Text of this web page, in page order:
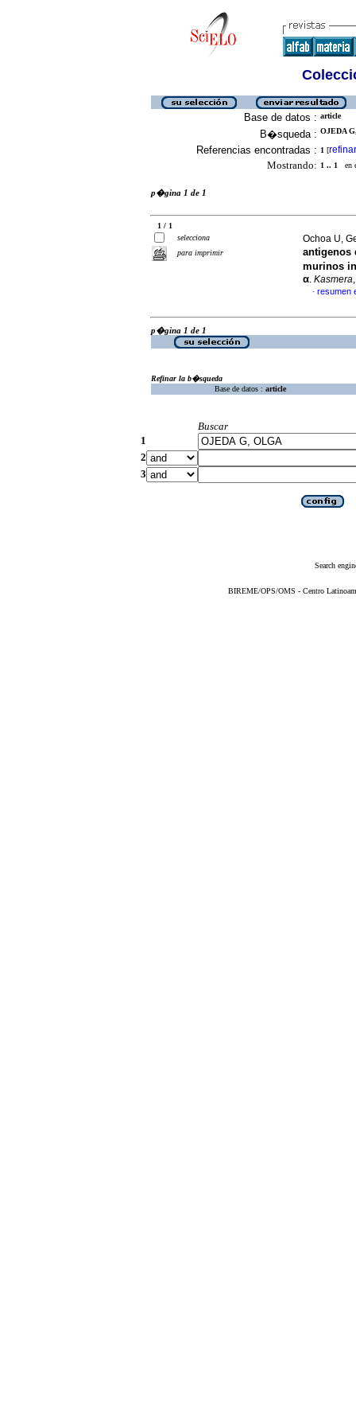
Base de datos : article
B�squeda : OJEDA
Referencias encontradas : 1 [refinar
Mostrando: 1 .. 1 en
p�gina 1 de 1
1 / 1
selecciona
para imprimir
Ochoa U,
murinos
α. Kasmera
· resumen
p�gina 1 de 1
Refinar la b�squeda
Base de datos : article
Buscar
1
2
3
Search
BIREME/OPS/OMS - Centro